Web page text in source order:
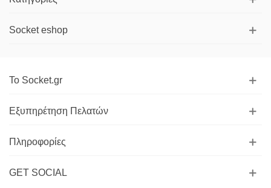
Socket eshop
Το Socket.gr
Εξυπηρέτηση Πελατών
Πληροφορίες
GET SOCIAL